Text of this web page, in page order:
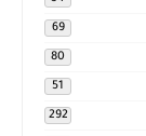
69
80
51
292